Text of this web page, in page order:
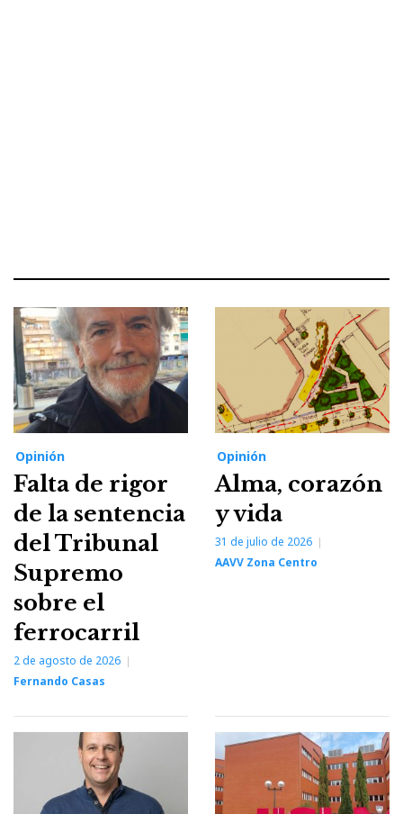
Opinión
Falta de rigor
de la sentencia
del Tribunal
Supremo
sobre el
ferrocarril
2 de agosto de 2026
Fernando Casas
Opinión
Alma, corazón
y vida
31 de julio de 2026
AAVV Zona Centro